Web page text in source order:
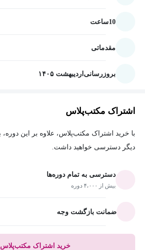
10ساعت
مقدماتی
بروزرسانی اردیبهشت ۱۴۰۵
اشتراک مکتب‌پلاس
دیگر دسترسی خواهید داشت.
دسترسی به تمام دوره‌ها
بیش از ۴،۰۰۰ دوره
ضمانت بازگشت وجه
خرید اشتراک مکتب‌پلاس